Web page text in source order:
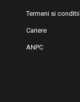
Termeni si conditii
Cariere
ANPC